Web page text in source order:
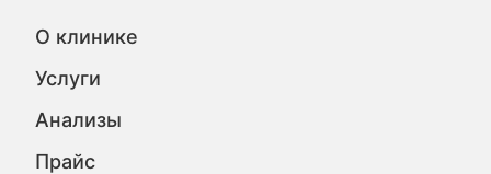
О клинике
Услуги
Анализы
Прайс